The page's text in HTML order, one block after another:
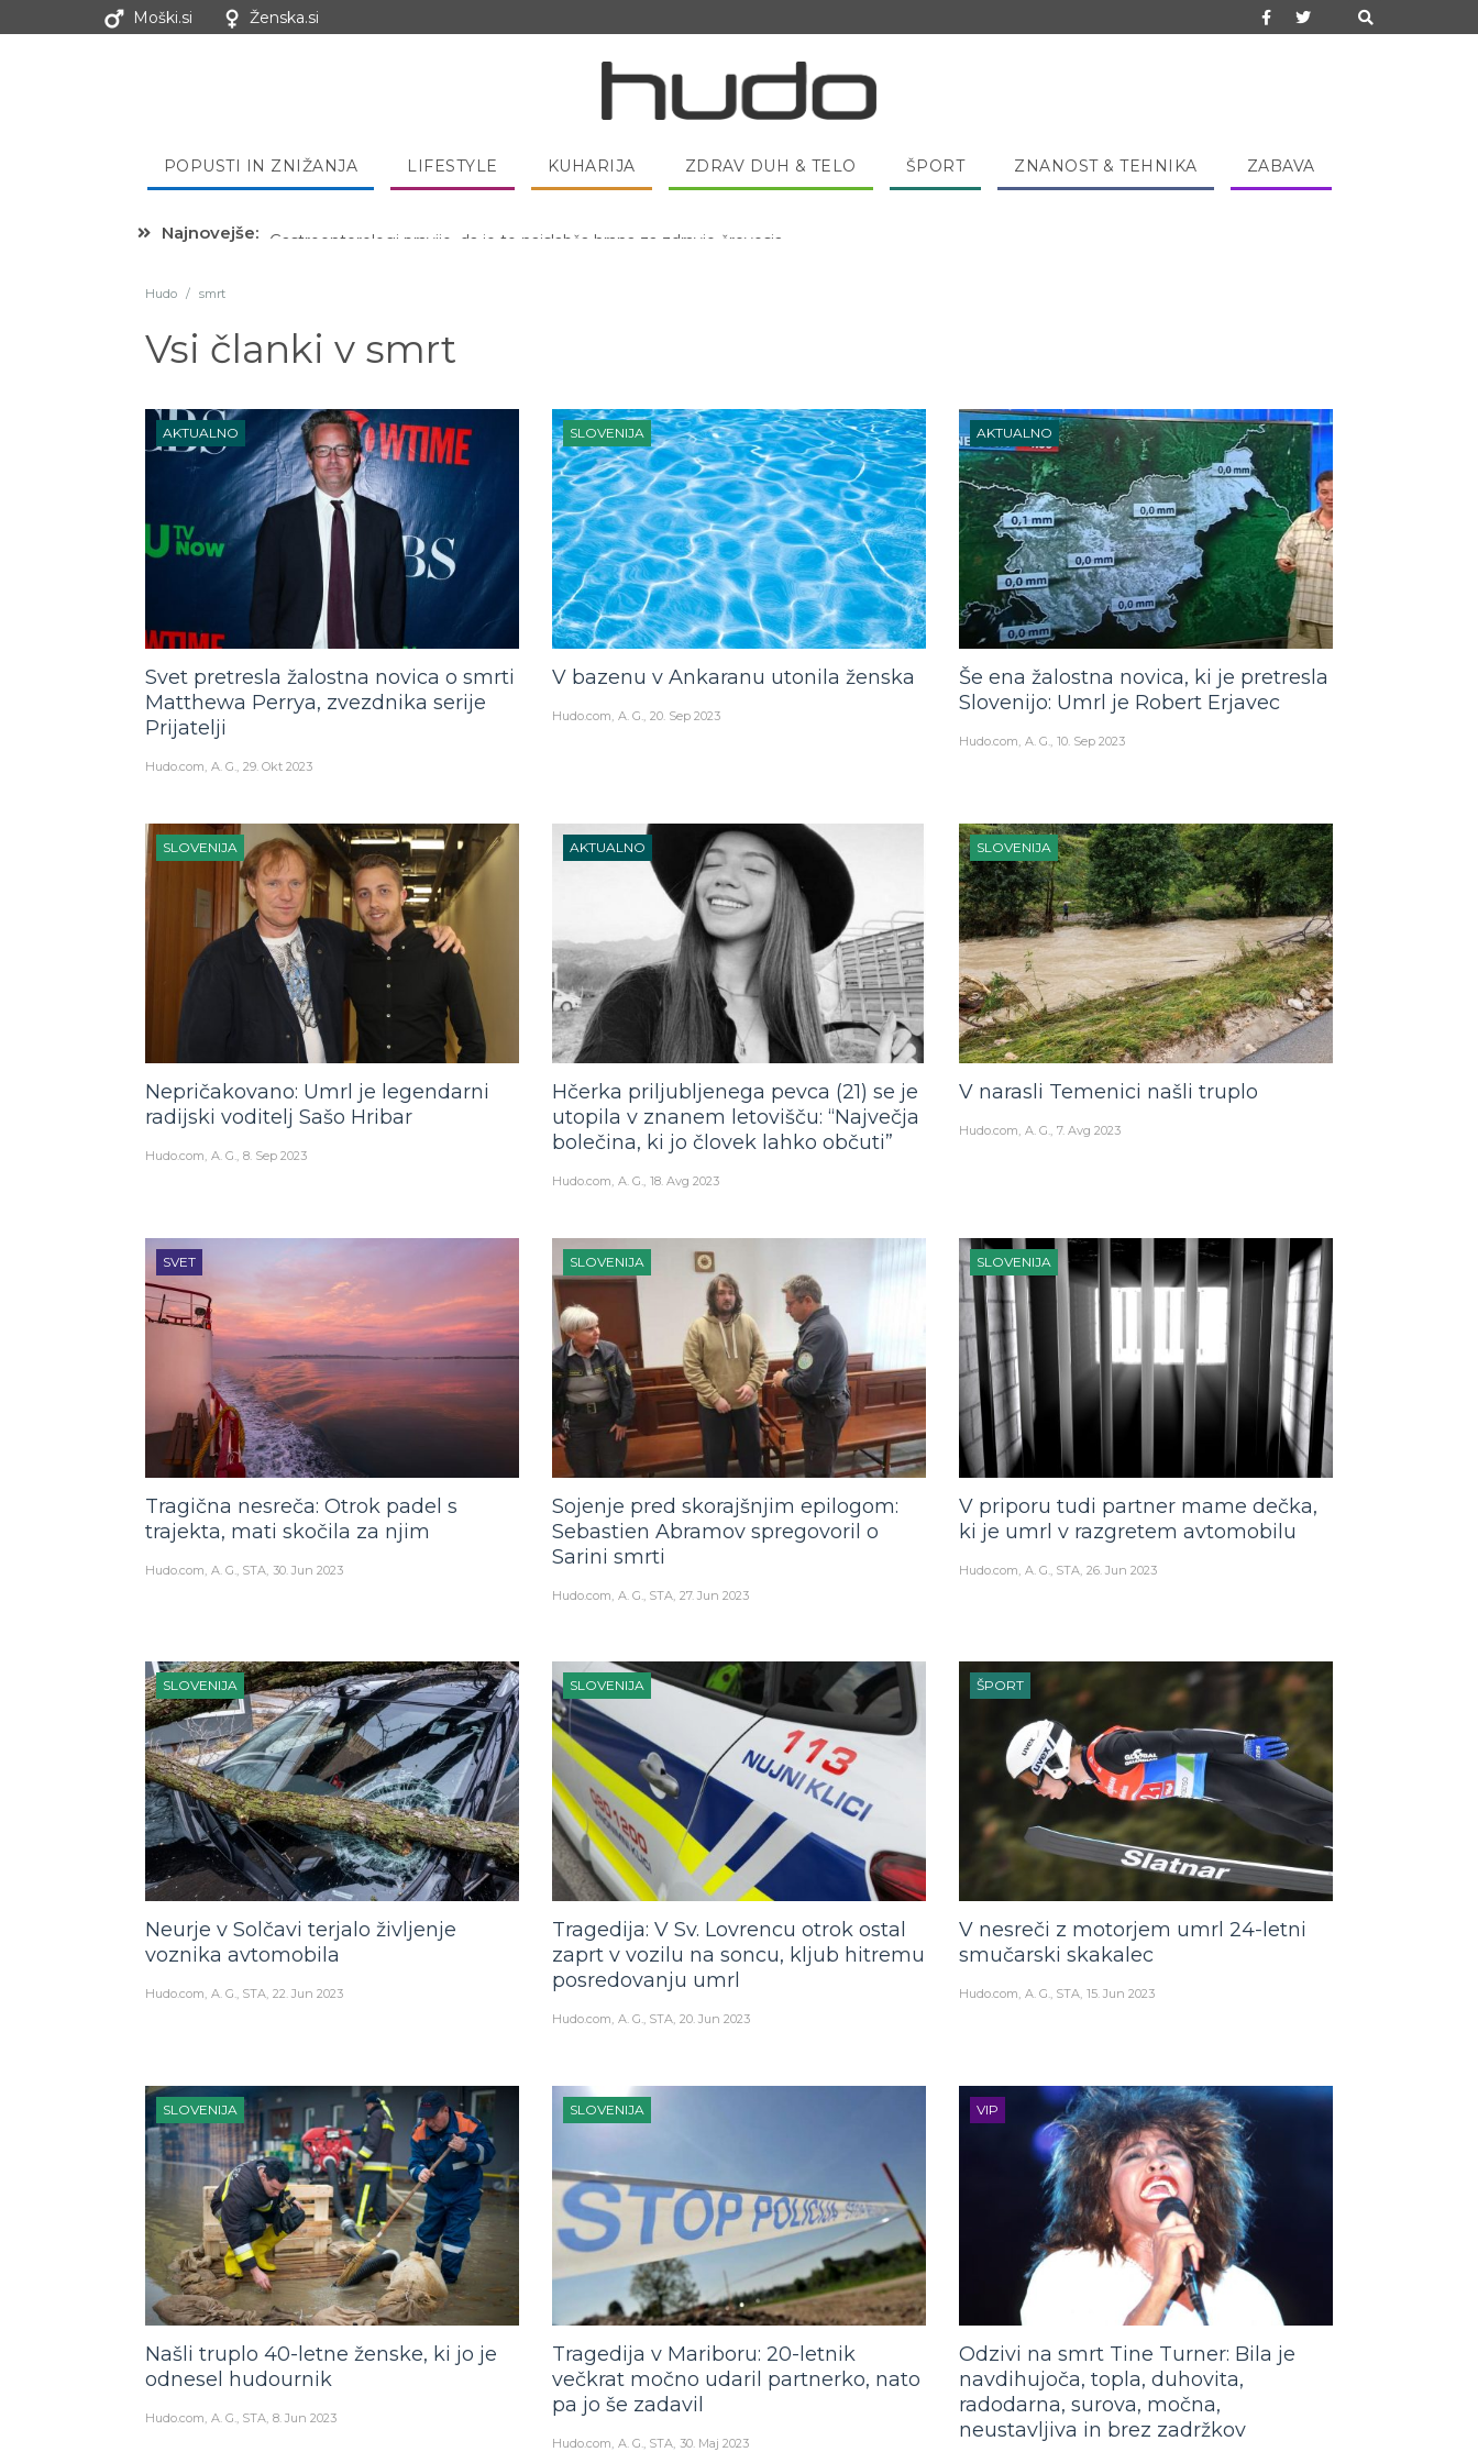
Moški.si Ženska.si
POPUSTI IN ZNIŽANJA LIFESTYLE KUHARIJA ZDRAV DUH & TELO ŠPORT ZNANOST & TEHNIKA ZABAVA
Najnovejše: Hibernacijska dieta: Zakaj je pred spanjem dobro pojesti žlico medu?
Hudo / smrt
Vsi članki v smrt
AKTUALNO
Svet pretresla žalostna novica o smrti
Matthewa Perrya, zvezdnika serije
Prijatelji
Hudo.com A. G. 29. Okt 2023
SLOVENIJA
V bazenu v Ankaranu utonila ženska
Hudo.com A. G. 20. Sep 2023
AKTUALNO
Še ena žalostna novica, ki je pretresla
Slovenijo: Umrl je Robert Erjavec
Hudo.com A. G. 10. Sep 2023
SLOVENIJA
Nepričakovano: Umrl je legendarni
radijski voditelj Sašo Hribar
Hudo.com A. G. 8. Sep 2023
AKTUALNO
Hčerka priljubljenega pevca (21) se je
utopila v znanem letovišču: “Največja
bolečina, ki jo človek lahko občuti”
Hudo.com A. G. 18. Avg 2023
SLOVENIJA
V narasli Temenici našli truplo
Hudo.com A. G. 7. Avg 2023
SVET
Tragična nesreča: Otrok padel s
trajekta, mati skočila za njim
Hudo.com A. G., STA 30. Jun 2023
SLOVENIJA
Sojenje pred skorajšnjim epilogom:
Sebastien Abramov spregovoril o
Sarini smrti
Hudo.com A. G., STA 27. Jun 2023
SLOVENIJA
V priporu tudi partner mame dečka,
ki je umrl v razgretem avtomobilu
Hudo.com A. G., STA 26. Jun 2023
SLOVENIJA
Neurje v Solčavi terjalo življenje
voznika avtomobila
Hudo.com A. G., STA 22. Jun 2023
SLOVENIJA
Tragedija: V Sv. Lovrencu otrok ostal
zaprt v vozilu na soncu, kljub hitremu
posredovanju umrl
Hudo.com A. G., STA 20. Jun 2023
ŠPORT
V nesreči z motorjem umrl 24-letni
smučarski skakalec
Hudo.com A. G., STA 15. Jun 2023
SLOVENIJA
Našli truplo 40-letne ženske, ki jo je
odnesel hudournik
Hudo.com A. G., STA 8. Jun 2023
SLOVENIJA
Tragedija v Mariboru: 20-letnik
večkrat močno udaril partnerko, nato
pa jo še zadavil
Hudo.com A. G., STA 30. Maj 2023
VIP
Odzivi na smrt Tine Turner: Bila je
navdihujoča, topla, duhovita,
radodarna, surova, močna,
neustavljiva in brez zadržkov